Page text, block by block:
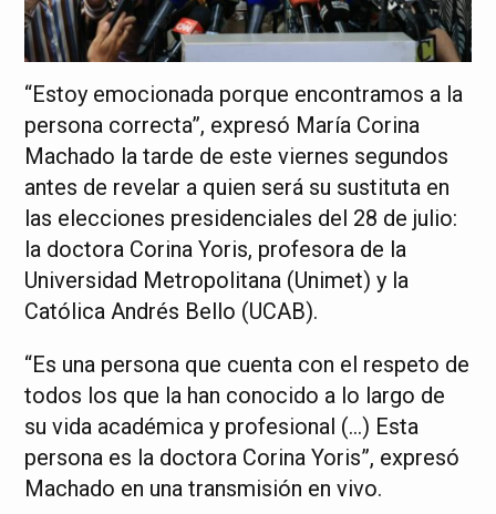
“Estoy emocionada porque encontramos a la
persona correcta”, expresó María Corina
Machado la tarde de este viernes segundos
antes de revelar a quien será su sustituta en
las elecciones presidenciales del 28 de julio:
la doctora Corina Yoris, profesora de la
Universidad Metropolitana (Unimet) y la
Católica Andrés Bello (UCAB).
“Es una persona que cuenta con el respeto de
todos los que la han conocido a lo largo de
su vida académica y profesional (…) Esta
persona es la doctora Corina Yoris”, expresó
Machado en una transmisión en vivo.